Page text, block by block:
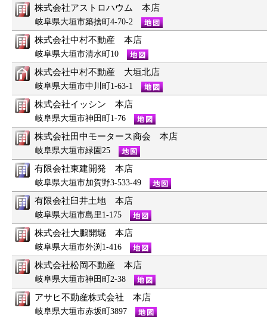
株式会社アストロハウム 本店
岐阜県大垣市築捨町4-70-2
株式会社中村不動産 本店
岐阜県大垣市清水町10
株式会社中村不動産 大垣北店
岐阜県大垣市中川町1-63-1
株式会社イッシン 本店
岐阜県大垣市神田町1-76
株式会社田中モータース商会 本店
岐阜県大垣市緑園25
有限会社東建開発 本店
岐阜県大垣市加賀野3-533-49
有限会社臼井土地 本店
岐阜県大垣市島里1-175
株式会社大鵬開堀 本店
岐阜県大垣市外渕1-416
株式会社松岡不動産 本店
岐阜県大垣市神田町2-38
アサヒ不動産株式会社 本店
岐阜県大垣市赤坂町3897